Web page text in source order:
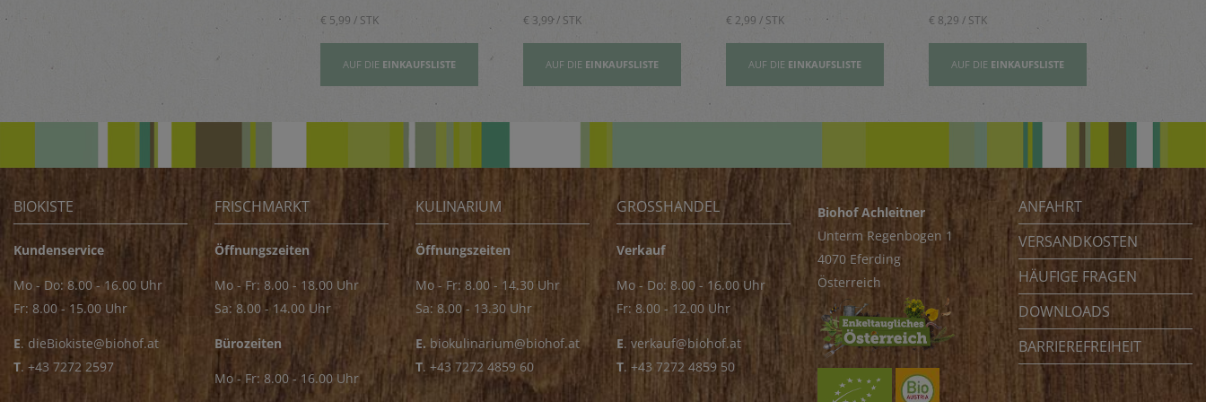
€ 5,99 / STK
AUF DIE EINKAUFSLISTE
€ 3,99 / STK
AUF DIE EINKAUFSLISTE
€ 2,99 / STK
AUF DIE EINKAUFSLISTE
€ 8,29 / STK
AUF DIE EINKAUFSLISTE
BIOKISTE
Kundenservice
Mo - Do: 8.00 - 16.00 Uhr
Fr: 8.00 - 15.00 Uhr
E. dieBiokiste@biohof.at
T. +43 7272 2597
FRISCHMARKT
Öffnungszeiten
Mo - Fr: 8.00 - 18.00 Uhr
Sa: 8.00 - 14.00 Uhr
Bürozeiten
Mo - Fr: 8.00 - 16.00 Uhr
KULINARIUM
Öffnungszeiten
Mo - Fr: 8.00 - 14.30 Uhr
Sa: 8.00 - 13.30 Uhr
E. biokulinarium@biohof.at
T. +43 7272 4859 60
GROSSHANDEL
Verkauf
Mo - Do: 8.00 - 16.00 Uhr
Fr: 8.00 - 12.00 Uhr
E. verkauf@biohof.at
T. +43 7272 4859 50
Biohof Achleitner
Unterm Regenbogen 1
4070 Eferding
Österreich
ANFAHRT
VERSANDKOSTEN
HÄUFIGE FRAGEN
DOWNLOADS
BARRIEREFREIHEIT